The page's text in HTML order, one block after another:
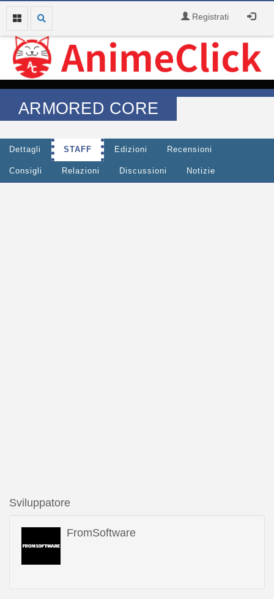
Registrati
ARMORED CORE
Dettagli STAFF Edizioni Recensioni
Consigli Relazioni Discussioni Notizie
Sviluppatore
FromSoftware